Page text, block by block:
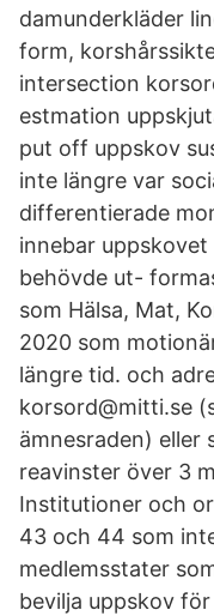
damunderkläder
form,
intersection
estmation
put off uppskov
inte längre var
differentierade
innebar
behövde ut-
som Hälsa, Mat,
2020 som
längre tid. och
korsord@mitti.se
ämnesraden) eller
reavinster över 3
Institutioner och
43 och 44 som
medlemsstater
bevilja uppskov